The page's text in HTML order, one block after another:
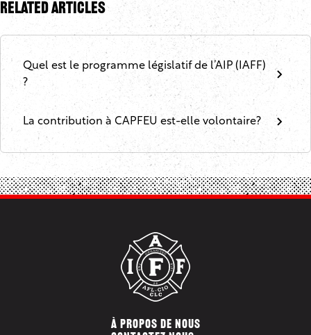
Related Articles
Quel est le programme législatif de l’AIP (IAFF)
?
La contribution à CAPFEU est-elle volontaire?
À PROPOS DE NOUS